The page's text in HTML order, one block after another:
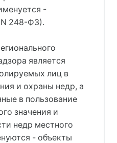
-
248-ФЗ).
является
лиц в
и охраны недр, а
в пользование
значения и
недр местного
- объекты